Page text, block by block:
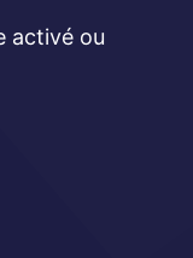
activé ou